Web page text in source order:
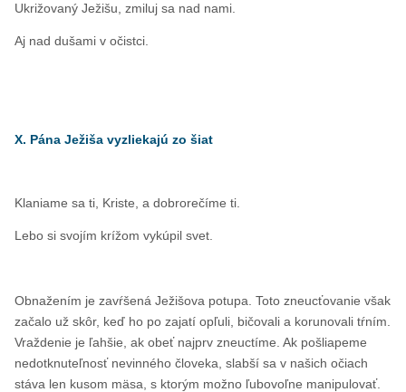
Ukrižovaný Ježišu, zmiluj sa nad nami.
Aj nad dušami v očistci.
X. Pána Ježiša vyzliekajú zo šiat
Klaniame sa ti, Kriste, a dobrorečíme ti.
Lebo si svojím krížom vykúpil svet.
Obnažením je zavŕšená Ježišova potupa. Toto zneucťovanie však
začalo už skôr, keď ho po zajatí opľuli, bičovali a korunovali tŕním.
Vraždenie je ľahšie, ak obeť najprv zneuctíme. Ak pošliapeme
nedotknuteľnosť nevinného človeka, slabší sa v našich očiach
stáva len kusom mäsa, s ktorým možno ľubovoľne manipulovať.